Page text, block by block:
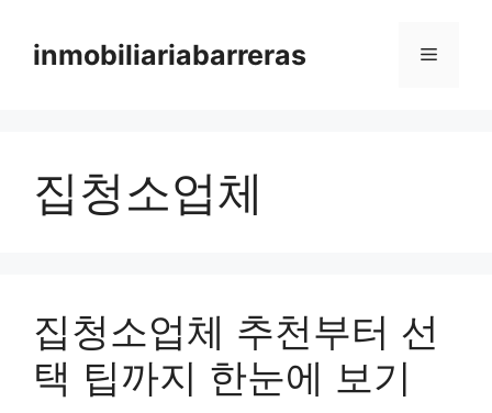
contentinmobiliariabarreras Menu
집청소업체
집청소업체 추천부터 선
택 팁까지 한눈에 보기